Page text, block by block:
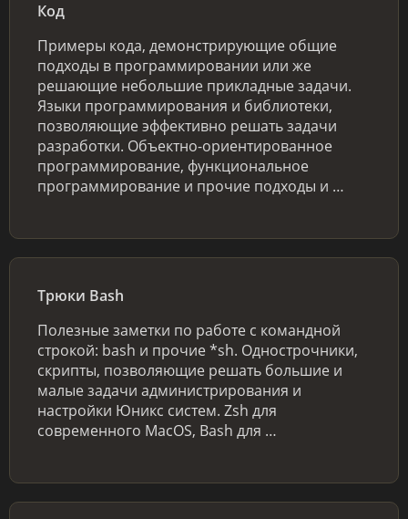
Код
Примеры кода, демонстрирующие общие
подходы в программировании или же
решающие небольшие прикладные задачи.
Языки программирования и библиотеки,
позволяющие эффективно решать задачи
разработки. Объектно-ориентированное
программирование, функциональное
программирование и прочие подходы и …
Трюки Bash
Полезные заметки по работе с командной
строкой: bash и прочие *sh. Однострочники,
скрипты, позволяющие решать большие и
малые задачи администрирования и
настройки Юникс систем. Zsh для
современного MacOS, Bash для …